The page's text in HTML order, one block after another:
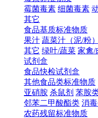
霉菌毒素 细菌毒素
其它
食品基质标准物质
果汁 蔬菜汁（泥/粉）
其它 绿叶/蔬菜 家禽/
试剂盒
食品快检试剂盒
其他食品类标准物质
亚硝胺 杀鼠剂 苯胺
邻苯二甲酸酯类 消毒
农药残留标准物质